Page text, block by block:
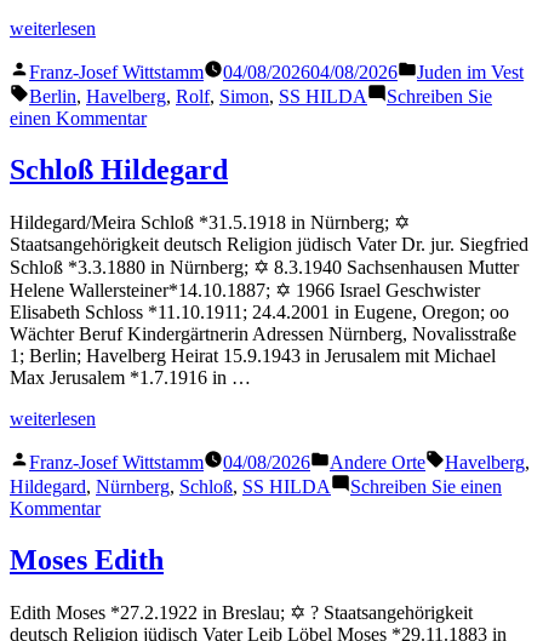
„Simon
weiterlesen
Veröffentlicht
von
Franz-Josef Wittstamm 04/08/202604/08/2026
Veröffentlicht
in
Juden im Vest
Schlagwörter:
Berlin, Havelberg, Rolf, Simon, SS HILDA
Schreiben Sie
einen Kommentarzu
Rolf
Schloß Hildegard
Hildegard/Meira Schloß *31.5.1918 in Nürnberg; ✡
Staatsangehörigkeit deutsch Religion jüdisch Vater Dr. jur. Siegfried
Schloß *3.3.1880 in Nürnberg; ✡ 8.3.1940 Sachsenhausen Mutter
Helene Wallersteiner*14.10.1887; ✡ 1966 Israel Geschwister
Elisabeth Schloss *11.10.1911; 24.4.2001 in Eugene, Oregon; oo
Wächter Beruf Kindergärtnerin Adressen Nürnberg, Novalisstraße
1; Berlin; Havelberg Heirat 15.9.1943 in Jerusalem mit Michael
Max Jerusalem *1.7.1916 in …
„Schloß
weiterlesen
Veröffentlicht
von
Franz-Josef Wittstamm 04/08/2026
Veröffentlicht
in
Andere Orte Havelberg,
Hildegard, Nürnberg, Schloß, SS HILDA
Schreiben Sie einen
Kommentarzu
Hildegard
Moses Edith
Edith Moses *27.2.1922 in Breslau; ✡ ? Staatsangehörigkeit
deutsch Religion jüdisch Vater Leib Löbel Moses *29.11.1883 in